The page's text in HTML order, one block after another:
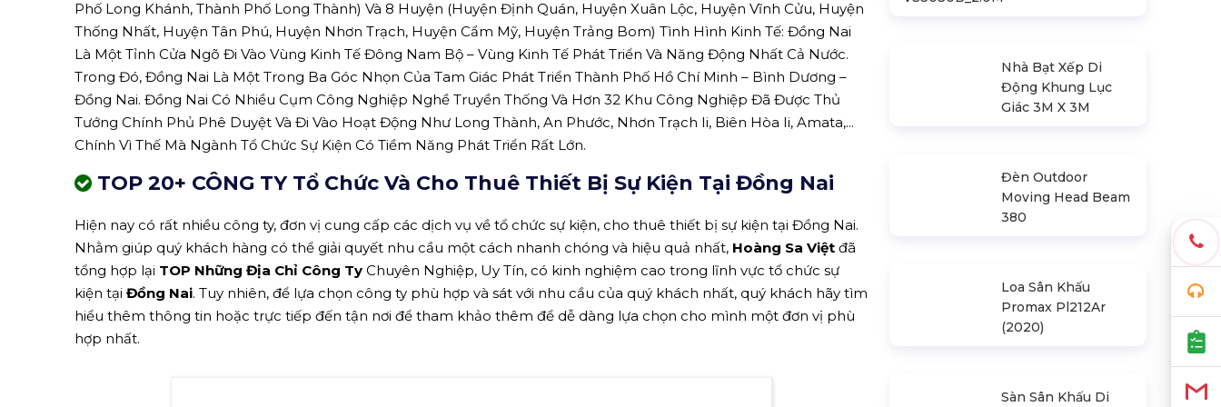
Phố Long Khánh, Thành Phố Long Thành) Và 8 Huyện (Huyện Định Quán, Huyện Xuân Lộc, Huyện Vĩnh Cửu, Huyện
Thống Nhất, Huyện Tân Phú, Huyện Nhơn Trạch, Huyện Cẩm Mỹ, Huyện Trảng Bom) Tình Hình Kinh Tế: Đồng Nai
Là Một Tỉnh Cửa Ngõ Đi Vào Vùng Kinh Tế Đông Nam Bộ – Vùng Kinh Tế Phát Triển Và Năng Động Nhất Cả Nước.
Trong Đó, Đồng Nai Là Một Trong Ba Góc Nhọn Của Tam Giác Phát Triển Thành Phố Hồ Chí Minh – Bình Dương –
Đồng Nai. Đồng Nai Có Nhiều Cụm Công Nghiệp Nghề Truyền Thống Và Hơn 32 Khu Công Nghiệp Đã Được Thủ
Tướng Chính Phủ Phê Duyệt Và Đi Vào Hoạt Động Như Long Thành, An Phước, Nhơn Trạch Ii, Biên Hòa Ii, Amata,...
Chính Vì Thế Mà Ngành Tổ Chức Sự Kiện Có Tiềm Năng Phát Triển Rất Lớn.
TOP 20+ CÔNG TY Tổ Chức Và Cho Thuê Thiết Bị Sự Kiện Tại Đồng Nai
Hiện nay có rất nhiều công ty, đơn vị cung cấp các dịch vụ về tổ chức sự kiện, cho thuê thiết bị sự kiện tại Đồng Nai.
Nhằm giúp quý khách hàng có thể giải quyết nhu cầu một cách nhanh chóng và hiệu quả nhất, Hoàng Sa Việt đã
tổng hợp lại TOP Những Địa Chỉ Công Ty Chuyên Nghiệp, Uy Tín, có kinh nghiệm cao trong lĩnh vực tổ chức sự
kiện tại Đồng Nai. Tuy nhiên, để lựa chọn công ty phù hợp và sát với nhu cầu của quý khách nhất, quý khách hãy tìm
hiểu thêm thông tin hoặc trực tiếp đến tận nơi để tham khảo thêm để dễ dàng lựa chọn cho mình một đơn vị phù
hợp nhất.
Khung Truss
VS3030B_2.0M
Giác 3M X 3M
Moving Head Beam
380
Loa Sân Khấu